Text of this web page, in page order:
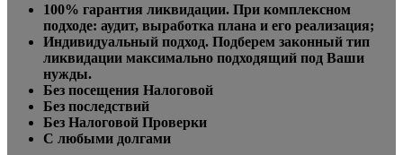
100% гарантия ликвидации. При комплексном
подходе: аудит, выработка плана и его реализация;
Индивидуальный подход. Подберем законный тип
ликвидации максимально подходящий под Ваши
нужды.
Без посещения Налоговой
Без последствий
Без Налоговой Проверки
С любыми долгами